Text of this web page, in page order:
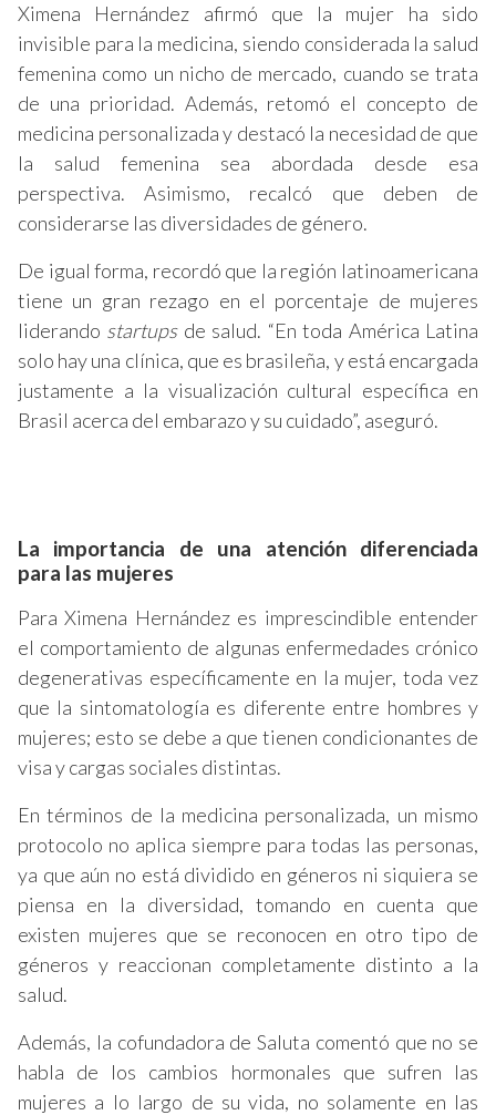
Ximena Hernández afirmó que la mujer ha sido
invisible para la medicina, siendo considerada la salud
femenina como un nicho de mercado, cuando se trata
de una prioridad. Además, retomó el concepto de
medicina personalizada y destacó la necesidad de que
la salud femenina sea abordada desde esa
perspectiva. Asimismo, recalcó que deben de
considerarse las diversidades de género.
De igual forma, recordó que la región latinoamericana
tiene un gran rezago en el porcentaje de mujeres
liderando startupsde salud. “En toda América Latina
solo hay una clínica, que es brasileña, y está encargada
justamente a la visualización cultural específica en
Brasil acerca del embarazo y su cuidado”, aseguró.
La importancia de una atención diferenciada
para las mujeres
Para Ximena Hernández es imprescindible entender
el comportamiento de algunas enfermedades crónico
degenerativas específicamente en la mujer, toda vez
que la sintomatología es diferente entre hombres y
mujeres; esto se debe a que tienen condicionantes de
visa y cargas sociales distintas.
En términos de la medicina personalizada, un mismo
protocolo no aplica siempre para todas las personas,
ya que aún no está dividido en géneros ni siquiera se
piensa en la diversidad, tomando en cuenta que
existen mujeres que se reconocen en otro tipo de
géneros y reaccionan completamente distinto a la
salud.
Además, la cofundadora de Saluta comentó que no se
habla de los cambios hormonales que sufren las
mujeres a lo largo de su vida, no solamente en las